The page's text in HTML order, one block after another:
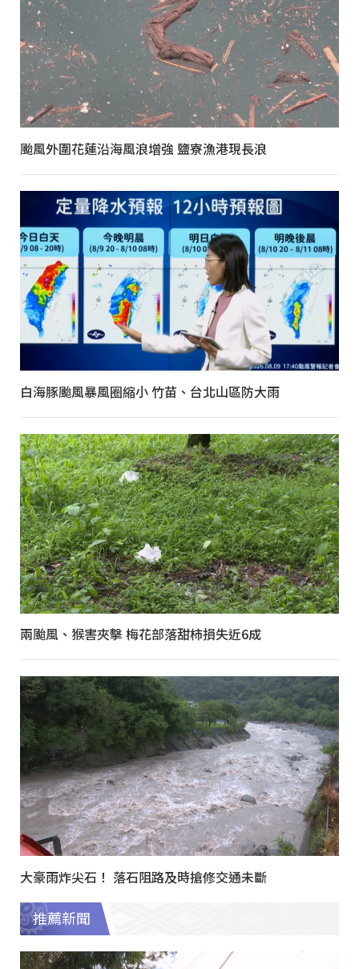
颱風外圍花蓮沿海風浪增強 鹽寮漁港現長浪
白海豚颱風暴風圈縮小 竹苗、台北山區防大雨
兩颱風、猴害夾擊 梅花部落甜柿損失近6成
大豪雨炸尖石！ 落石阻路及時搶修交通未斷
推薦新聞